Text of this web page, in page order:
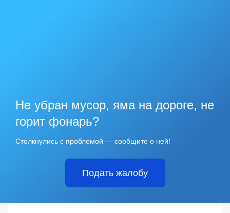
Не убран мусор, яма на дороге, не
горит фонарь?
Столкнулись с проблемой — сообщите о ней!
Подать жалобу